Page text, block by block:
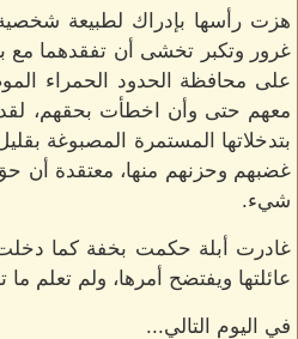
هزت رأسها بإدراك لطبيعة
غرور وتكبر تخشى أن تفقدهما مع
على محافظة الحدود الحمراء
معهم حتى وأن اخطأت بحقهم، لقد
بتدخلاتها المستمرة المصبوغة
غضبهم وحزنهم منها، معتقدة أن
شيء.
غادرت أبلة حكمت بخفة كما
عائلتها ويفتضح أمرها، ولم تعلم
في اليوم التالي...